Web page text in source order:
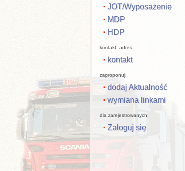
JOT/Wyposażenie
MDP
HDP
kontakt, adres:
kontakt
zaproponuj:
dodaj Aktualność
wymiana linkami
dla zarejestrowanych:
Zaloguj się